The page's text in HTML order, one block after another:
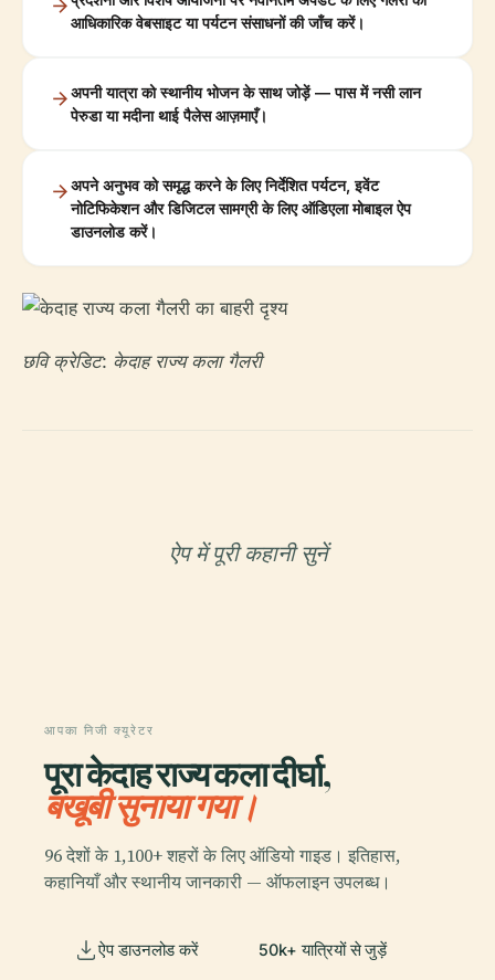
आधिकारिक वेबसाइट या पर्यटन संसाधनों की जाँच करें।
अपनी यात्रा को स्थानीय भोजन के साथ जोड़ें — पास में नसी लान
पेरुडा या मदीना थाई पैलेस आज़माएँ।
अपने अनुभव को समृद्ध करने के लिए निर्देशित पर्यटन, इवेंट
नोटिफिकेशन और डिजिटल सामग्री के लिए ऑडिएला मोबाइल ऐप
डाउनलोड करें।
छवि क्रेडिट: केदाह राज्य कला गैलरी
ऐप में पूरी कहानी सुनें
आपका निजी क्यूरेटर
पूरा केदाह राज्य कला दीर्घा,
बखूबी सुनाया गया।
96 देशों के 1,100+ शहरों के लिए ऑडियो गाइड। इतिहास,
कहानियाँ और स्थानीय जानकारी — ऑफलाइन उपलब्ध।
ऐप डाउनलोड करें 50k+ यात्रियों से जुड़ें